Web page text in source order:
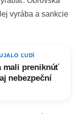
vyrába a sankcie
ĽUDÍ
mali preniknúť
nebezpeční